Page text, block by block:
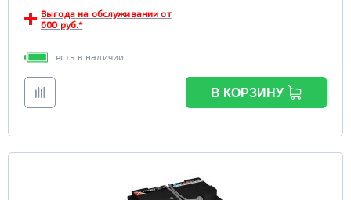
Выгода на обслуживании от
600 руб.*
есть в наличии
В КОРЗИНУ